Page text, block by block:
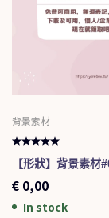
背景素材
【形狀】背景素材
€ 0,00
In stock